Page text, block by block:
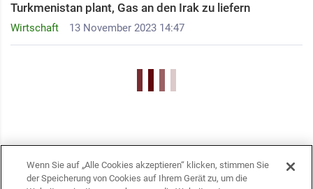
Wirtschaft 13 November 2023 14:47
Turkmenistan plant, Gas an den Irak zu liefern
Wenn Sie auf „Alle Cookies akzeptieren“ klicken, stimmen Sie
der Speicherung von Cookies auf Ihrem Gerät zu, um die